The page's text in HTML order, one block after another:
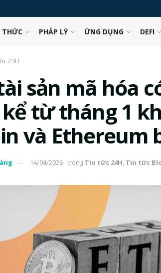
THỨC PHÁP LÝ ỨNG DỤNG DEFI
24H
sản mã hóa
từ tháng 1
và Ethereum
14/04/2026 trong Tin tức 24H, Tin tức